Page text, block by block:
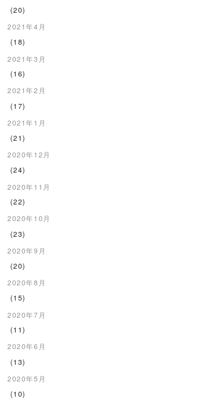
(20)
2021年4月
(18)
2021年3月
(16)
2021年2月
(17)
2021年1月
(21)
2020年12月
(24)
2020年11月
(22)
2020年10月
(23)
2020年9月
(20)
2020年8月
(15)
2020年7月
(11)
2020年6月
(13)
2020年5月
(10)